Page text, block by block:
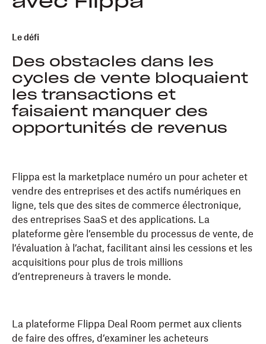
Le défi
Des obstacles dans les
cycles de vente bloquaient
les transactions et
faisaient manquer des
opportunités de revenus
Flippa est la marketplace numéro un pour acheter et
vendre des entreprises et des actifs numériques en
ligne, tels que des sites de commerce électronique,
des entreprises SaaS et des applications. La
plateforme gère l’ensemble du processus de vente, de
l’évaluation à l’achat, facilitant ainsi les cessions et les
acquisitions pour plus de trois millions
d’entrepreneurs à travers le monde.
La plateforme Flippa Deal Room permet aux clients
de faire des offres, d’examiner les acheteurs